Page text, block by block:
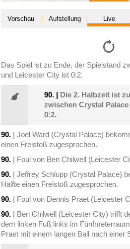
Vorschau Aufstellung Live
Das Spiel ist zu Ende, der Spielstand
und Leicester City ist 0:2.
90. | Die 2. Halbzeit ist
zwischen Crystal
0:2.
90. | Joel Ward (Crystal Palace)
einen Freistoß zugesprochen.
90. | Foul von Ben Chilwell (Leicester
90. | Jeffrey Schlupp (Crystal Palace)
Hälfte einen Freistoß zugesprochen.
90. | Foul von Dennis Praet (Leicester
90. | Ben Chilwell (Leicester City) trifft
dem linken Fuß links im
Praet mit einem langen Ball nach einer